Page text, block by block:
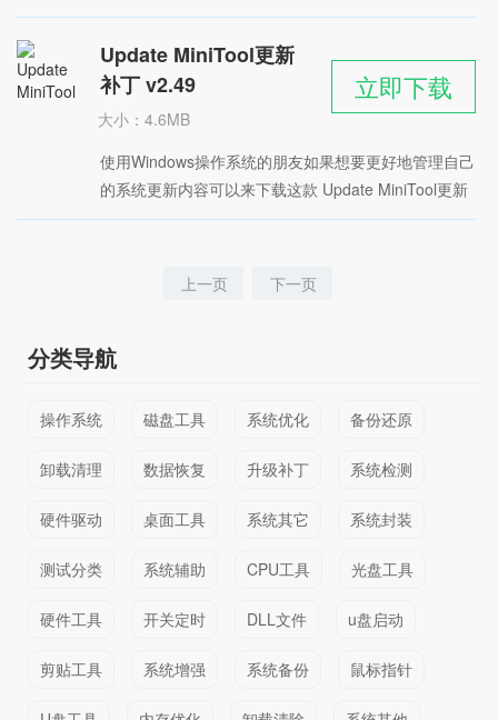
很多麻烦，想要避免被恶意程序攻击可以使用小编带来
的这款 ShadowDefender影子系统，软件能够帮助用户
创建一个虚拟的系统空间，所有病毒都只能停留在虚拟
空间中无法入侵。
Update MiniTool更新
补丁 v2.49
大小：4.6MB
星级：
立即下载
使用Windows操作系统的朋友如果想要更好地管理自己
的系统更新内容可以来下载这款 Update MiniTool更新
补丁软件，这是一个第三方更新补丁工具，能够帮助用
操作，使用起来很方便，用户可以对更新下载自定义设
上一页 下一页
分类导航
操作系统 磁盘工具 系统优化 备份还原
卸载清理 数据恢复 升级补丁 系统检测
硬件驱动 桌面工具 系统其它 系统封装
测试分类 系统辅助 CPU工具 光盘工具
硬件工具 开关定时 DLL文件 u盘启动
剪贴工具 系统增强 系统备份 鼠标指针